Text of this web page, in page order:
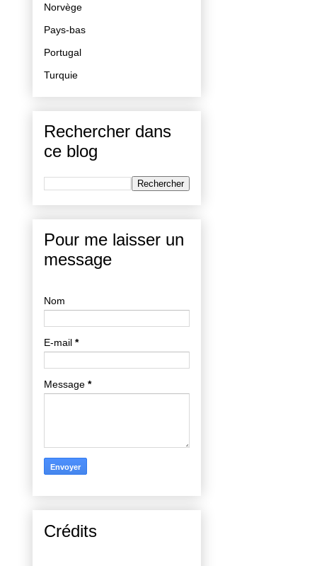
Norvège
Pays-bas
Portugal
Turquie
Rechercher dans
ce blog
Pour me laisser un
message
Nom
E-mail *
Message *
Crédits